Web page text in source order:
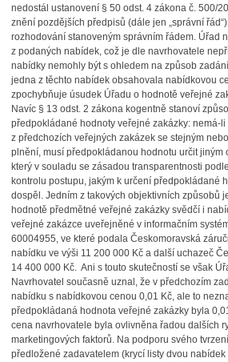
nedostál ustanovení § 50 odst. 4 zákona č. 500/
znění pozdějších předpisů (dále jen „správní
rozhodování stanoveným správním řádem. Úřad
z podaných nabídek, což je dle navrhovatele
nabídky nemohly být s ohledem na způsob
jedna z těchto nabídek obsahovala nabídkovou
zpochybňuje úsudek Úřadu o hodnotě veřejné
Navíc § 13 odst. 2 zákona kogentně stanoví
předpokládané hodnoty veřejné zakázky: nemá-
z předchozích veřejných zakázek se stejným
plnění, musí předpokládanou hodnotu určit jiným
který v souladu se zásadou transparentnosti
kontrolu postupu, jakým k určení předpokládané
dospěl. Jedním z takových objektivních způsobů
hodnotě předmětné veřejné zakázky svědčí i
veřejné zakázce uveřejněné v informačním
60004955, ve které podala Českomoravská
nabídku ve výši 11 200 000 Kč a další uchazeč
14 400 000 Kč. Ani s touto skutečností se však
Navrhovatel současně uznal, že v předchozím
nabídku s nabídkovou cenou 0,01 Kč, ale to
předpokládaná hodnota veřejné zakázky byla
cena navrhovatele byla ovlivněna řadou dalších
marketingových faktorů. Na podporu svého
předložené zadavatelem (krycí listy dvou